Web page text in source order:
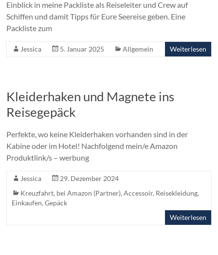
Einblick in meine Packliste als Reiseleiter und Crew auf
Schiffen und damit Tipps für Eure Seereise geben. Eine
Packliste zum
Jessica 5. Januar 2025 Allgemein Weiterlesen
Kleiderhaken und Magnete ins
Reisegepäck
Perfekte, wo keine Kleiderhaken vorhanden sind in der
Kabine oder im Hotel! Nachfolgend mein/e Amazon
Produktlink/s – werbung
Jessica
29. Dezember 2024
Kreuzfahrt, bei Amazon (Partner),Accessoir, Reisekleidung,
Einkaufen,Gepäck
Weiterlesen